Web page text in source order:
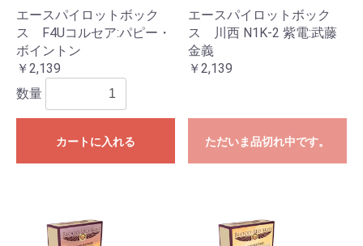
エースパイロットボック
ス F4Uコルセア:パピー・
ボイントン
￥2,139
数量
カートに入れる
エースパイロットボック
ス 川西 N1K-2 紫電:武藤
金義
￥2,139
ただいま品切れ中です。